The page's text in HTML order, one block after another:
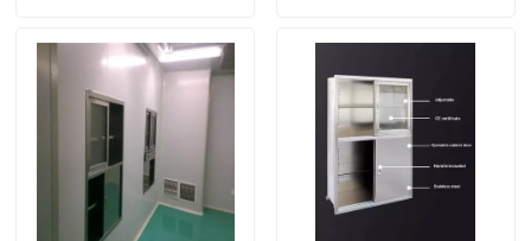
Prodotti
Circa noi